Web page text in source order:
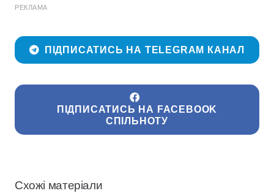
РЕКЛАМА
ПІДПИСАТИСЬ НА TELEGRAM КАНАЛ
ПІДПИСАТИСЬ НА FACEBOOK
СПІЛЬНОТУ
Схожі матеріали